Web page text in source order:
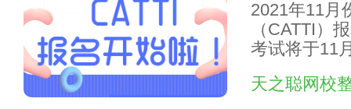
2021年11月
（CATTI）
考试将于11
天之聪网校